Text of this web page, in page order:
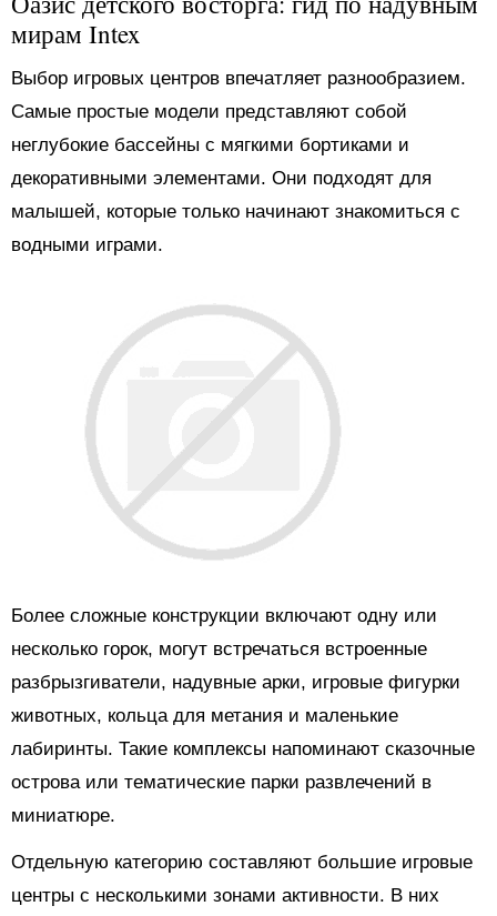
мирам Intex
Выбор игровых центров впечатляет разнообразием.
Самые простые модели представляют собой
неглубокие бассейны с мягкими бортиками и
декоративными элементами. Они подходят для
малышей, которые только начинают знакомиться с
водными играми.
Более сложные конструкции включают одну или
несколько горок, могут встречаться встроенные
разбрызгиватели, надувные арки, игровые фигурки
животных, кольца для метания и маленькие
лабиринты. Такие комплексы напоминают сказочные
острова или тематические парки развлечений в
миниатюре.
Отдельную категорию составляют большие игровые
центры с несколькими зонами активности. В них